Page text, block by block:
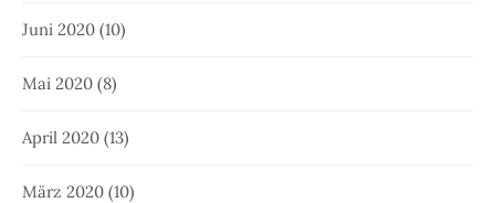
Juni 2020 (10)
Mai 2020 (8)
April 2020 (13)
März 2020 (10)